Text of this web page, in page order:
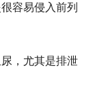
容易侵入前列
，尤其是排泄